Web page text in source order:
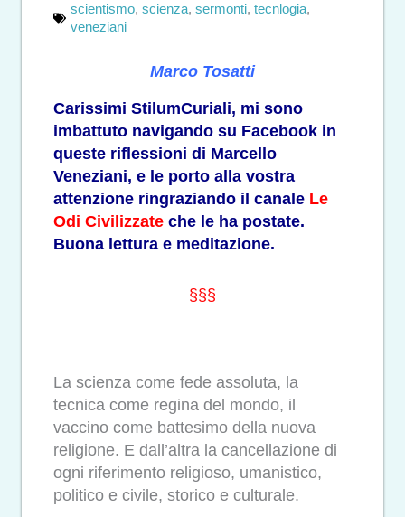
scientismo, scienza, sermonti, tecnlogia,
veneziani
Marco Tosatti
Carissimi StilumCuriali, mi sono
imbattuto navigando su Facebook in
queste riflessioni di Marcello
Veneziani, e le porto alla vostra
attenzione ringraziando il canale Le
Odi Civilizzate che le ha postate.
Buona lettura e meditazione.
§§§
La scienza come fede assoluta, la
tecnica come regina del mondo, il
vaccino come battesimo della nuova
religione. E dall’altra la cancellazione di
ogni riferimento religioso, umanistico,
politico e civile, storico e culturale.